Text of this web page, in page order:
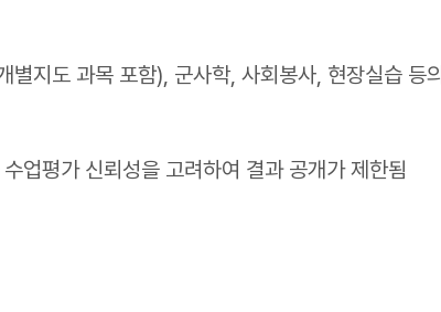
지도 과목 포함), 군사학, 사회봉사, 현장실습 등의
평가 신뢰성을 고려하여 결과 공개가 제한됨